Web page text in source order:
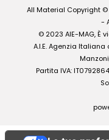
All Material Copyright
-
© 2023 AIE-MAG, È
A.I.E. Agenzia Italiana
Partita IVA: